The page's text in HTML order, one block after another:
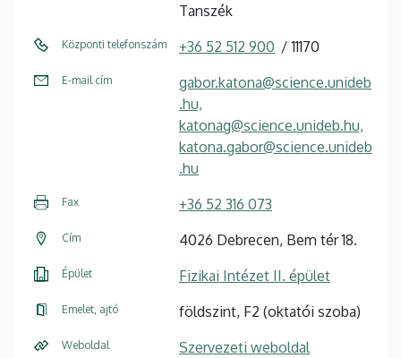
Tanszék
Központi telefonszám +36 52 512 900 11170
E-mail cím
gabor.katona@science.unideb
.hu,
katonag@science.unideb.hu,
katona.gabor@science.unideb
.hu
Fax +36 52 316 073
Cím 4026 Debrecen, Bem tér 18.
Épület Fizikai Intézet II. épület
Emelet, ajtó földszint, F2 (oktatói szoba)
Weboldal
Szervezeti weboldal